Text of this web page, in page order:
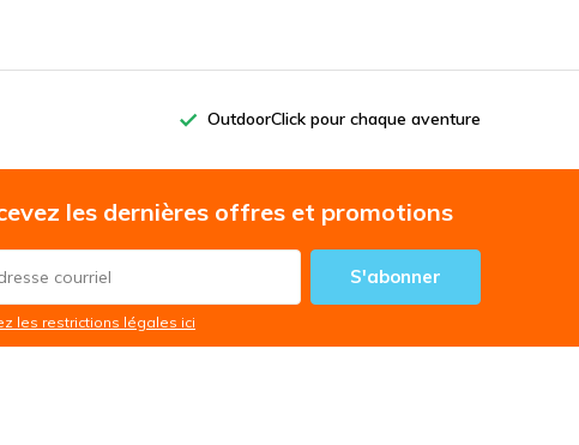
OutdoorClick pour chaque aventure
les dernières offres et promotions
S'abonner
les restrictions légales ici